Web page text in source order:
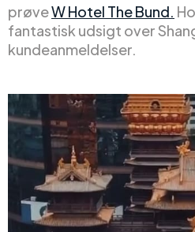
prøveW Hotel The Bund.
fantastisk udsigt over
kundeanmeldelser.